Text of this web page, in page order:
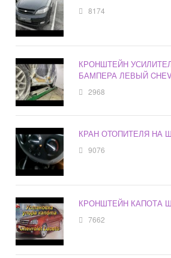
8174
КРОНШТЕЙН
БАМПЕРА ЛЕВЫЙ
2968
КРАН ОТОПИТЕЛЯ НА
9076
КРОНШТЕЙН КАПОТА
7662